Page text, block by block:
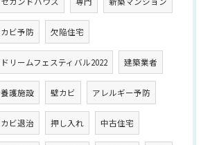
カビ予防 欠陥住宅
ドリームフェスティバル2022 建築業者
養護施設 壁カビ アレルギー予防
カビ退治 押し入れ 中古住宅